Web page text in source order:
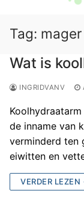
Tag:
Wat is
INGRIDVANV
de inname van
verminderd ten
eiwitten en
VERDER